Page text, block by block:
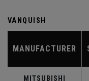
VANQUISH
MANUFACTURER
MITSUBISHI